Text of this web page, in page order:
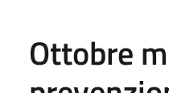
Ottobre